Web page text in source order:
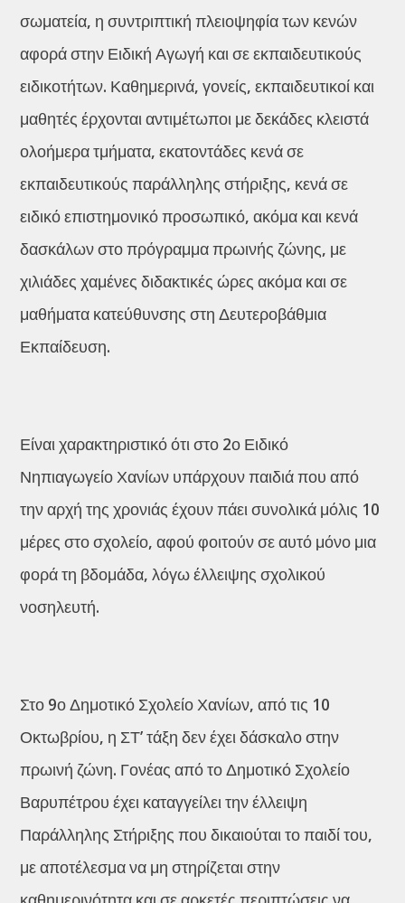
σωματεία, η συντριπτική πλειοψηφία των κενών
αφορά στην Ειδική Αγωγή και σε εκπαιδευτικούς
ειδικοτήτων. Καθημερινά, γονείς, εκπαιδευτικοί και
μαθητές έρχονται αντιμέτωποι με δεκάδες κλειστά
ολοήμερα τμήματα, εκατοντάδες κενά σε
εκπαιδευτικούς παράλληλης στήριξης, κενά σε
ειδικό επιστημονικό προσωπικό, ακόμα και κενά
δασκάλων στο πρόγραμμα πρωινής ζώνης, με
χιλιάδες χαμένες διδακτικές ώρες ακόμα και σε
μαθήματα κατεύθυνσης στη Δευτεροβάθμια
Εκπαίδευση.
Είναι χαρακτηριστικό ότι στο 2ο Ειδικό
Νηπιαγωγείο Χανίων υπάρχουν παιδιά που από
την αρχή της χρονιάς έχουν πάει συνολικά μόλις 10
μέρες στο σχολείο, αφού φοιτούν σε αυτό μόνο μια
φορά τη βδομάδα, λόγω έλλειψης σχολικού
νοσηλευτή.
Στο 9ο Δημοτικό Σχολείο Χανίων, από τις 10
Οκτωβρίου, η ΣΤ’ τάξη δεν έχει δάσκαλο στην
πρωινή ζώνη. Γονέας από το Δημοτικό Σχολείο
Βαρυπέτρου έχει καταγγείλει την έλλειψη
Παράλληλης Στήριξης που δικαιούται το παιδί του,
με αποτέλεσμα να μη στηρίζεται στην